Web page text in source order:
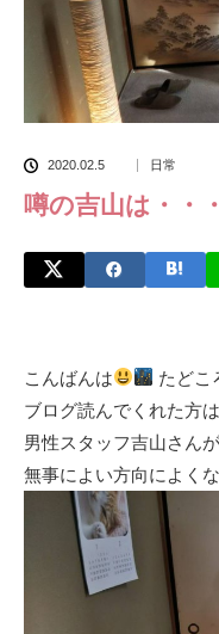
2020.02.5 日常
噂の吉山は・・・
こんばんは
たどこ
ブログ読んでくれた方
男性スタッフ吉山さん
無事によい方向によく